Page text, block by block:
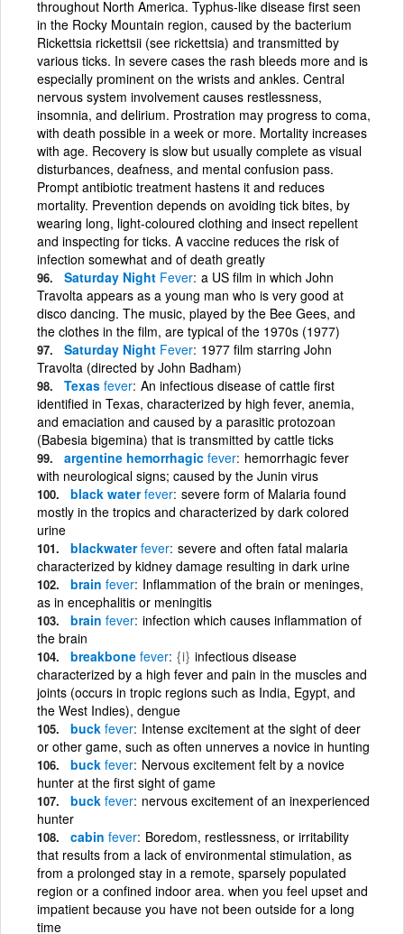
throughout North America. Typhus-like disease first seen
in the Rocky Mountain region, caused by the bacterium
Rickettsia rickettsii (see rickettsia) and transmitted by
various ticks. In severe cases the rash bleeds more and is
especially prominent on the wrists and ankles. Central
nervous system involvement causes restlessness,
insomnia, and delirium. Prostration may progress to coma,
with death possible in a week or more. Mortality increases
with age. Recovery is slow but usually complete as visual
disturbances, deafness, and mental confusion pass.
Prompt antibiotic treatment hastens it and reduces
mortality. Prevention depends on avoiding tick bites, by
wearing long, light-coloured clothing and insect repellent
and inspecting for ticks. A vaccine reduces the risk of
infection somewhat and of death greatly
Saturday Night Fever a US film in which John
Travolta appears as a young man who is very good at
disco dancing. The music, played by the Bee Gees, and
the clothes in the film, are typical of the 1970s (1977)
Saturday Night Fever 1977 film starring John
Travolta (directed by John Badham)
Texas fever An infectious disease of cattle first
identified in Texas, characterized by high fever, anemia,
and emaciation and caused by a parasitic protozoan
(Babesia bigemina) that is transmitted by cattle ticks
argentine hemorrhagic fever hemorrhagic fever
with neurological signs; caused by the Junin virus
black waterfever severe form of Malaria found
mostly in the tropics and characterized by dark colored
urine
blackwaterfever severe and often fatal malaria
characterized by kidney damage resulting in dark urine
brain fever Inflammation of the brain or meninges,
as in encephalitis or meningitis
brain fever infection which causes inflammation of
the brain
breakbone fever {i} infectious disease
characterized by a high fever and pain in the muscles and
joints (occurs in tropic regions such as India, Egypt, and
the West Indies), dengue
buck fever Intense excitement at the sight of deer
or other game, such as often unnerves a novice in hunting
buck fever Nervous excitement felt by a novice
hunter at the first sight of game
buck fever nervous excitement of an inexperienced
hunter
cabin fever Boredom, restlessness, or irritability
that results from a lack of environmental stimulation, as
from a prolonged stay in a remote, sparsely populated
region or a confined indoor area. when you feel upset and
impatient because you have not been outside for a long
time